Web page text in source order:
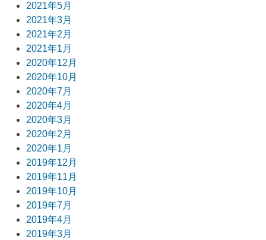
2021年5月
2021年3月
2021年2月
2021年1月
2020年12月
2020年10月
2020年7月
2020年4月
2020年3月
2020年2月
2020年1月
2019年12月
2019年11月
2019年10月
2019年7月
2019年4月
2019年3月